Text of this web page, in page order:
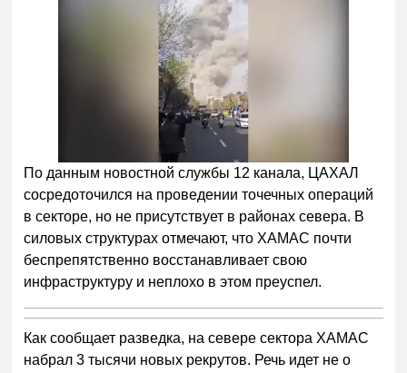
По данным новостной службы 12 канала, ЦАХАЛ
сосредоточился на проведении точечных операций
в секторе, но не присутствует в районах севера. В
силовых структурах отмечают, что ХАМАС почти
беспрепятственно восстанавливает свою
инфраструктуру и неплохо в этом преуспел.
Как сообщает разведка, на севере сектора ХАМАС
набрал 3 тысячи новых рекрутов. Речь идет не о